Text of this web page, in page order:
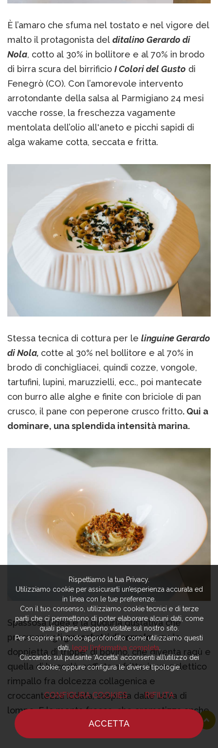
È l’amaro che sfuma nel tostato e nel vigore del
malto il protagonista del ditalino Gerardo di
Nola, cotto al 30% in bollitore e al 70% in brodo
di birra scura del birrificio I Colori del Gusto di
Fenegrò (CO). Con l’amorevole intervento
arrotondante della salsa al Parmigiano 24 mesi
vacche rosse, la freschezza vagamente
mentolata dell’olio all'aneto e picchi sapidi di
alga wakame cotta, seccata e fritta.
Stessa tecnica di cottura per le linguine Gerardo
di Nola, cotte al 30% nel bollitore e al 70% in
brodo di conchigliacei, quindi cozze, vongole,
tartufini, lupini, maruzzielli, ecc., poi mantecate
con burro alle alghe e finite con briciole di pan
crusco, il pane con peperone crusco fritto. Qui a
dominare, una splendida intensità marina.
Spassosa l’idea e la goduria gustativa che
procurano glignocchetti di semola,con la
doppietta di trippe: di bovino, che diventa ragù e
quella di baccalà, soffiata e fritta, in un eclettico
rimpallo fra dolcezza collagenica e
croccantezza iodata, sospinta dalle uova di
lompo. E la menta fresca, che aromatizza anche
l’olio, ad aspergere freschezza.
Rispettiamo la tua Privacy.
Utilizziamo cookie per assicurarti un’esperienza accurata ed
in linea con le tue preferenze.
Con il tuo consenso, utilizziamo cookie tecnici e di terze
parti che ci permettono di poter elaborare alcuni dati, come
quali pagine vengono visitate sul nostro sito.
Per scoprire in modo approfondito come utilizziamo questi
dati,
leggi l’informativa completa
Cliccando sul pulsante ‘Accetta’ acconsenti all’utilizzo dei
cookie, oppure configura le diverse tipologie.
CONFIGURA COOKIES RIFIUTA
ACCETTA